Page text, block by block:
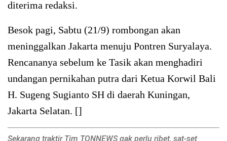
diterima redaksi.
Besok pagi, Sabtu (21/9) rombongan akan
meninggalkan Jakarta menuju Pontren Suryalaya.
Rencananya sebelum ke Tasik akan menghadiri
undangan pernikahan putra dari Ketua Korwil Bali
H. Sugeng Sugianto SH di daerah Kuningan,
Jakarta Selatan. []
Sekarang traktir Tim TQNNEWS gak perlu ribet, sat-set